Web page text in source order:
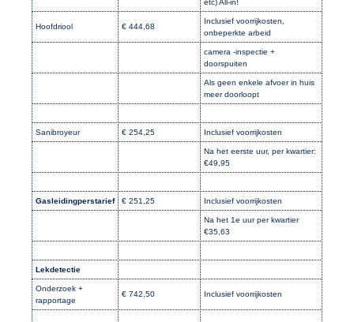
etc) All-in!
Hoofdriool € 444,68
Inclusief voorrijkosten,
onbeperkte arbeid
camera -inspectie +
doorspuiten
Als geen enkele afvoer in huis
meer doorloopt
Sanibroyeur € 254,25 Inclusief voorrijkosten
Na het eerste uur, per kwartier:
€49,95
Gasleidingperstarief € 251,25 Inclusief voorrijkosten
Na het 1e uur per kwartier
€35,63
Lekdetectie
Onderzoek +
rapportage
€ 742,50 Inclusief voorrijkosten